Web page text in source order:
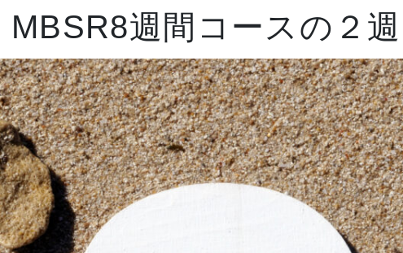
プライバシーポリシー
特定商取引法について
マインドフル・ライフコーチ
法人の方はこちら
MBSR8週間コースの２